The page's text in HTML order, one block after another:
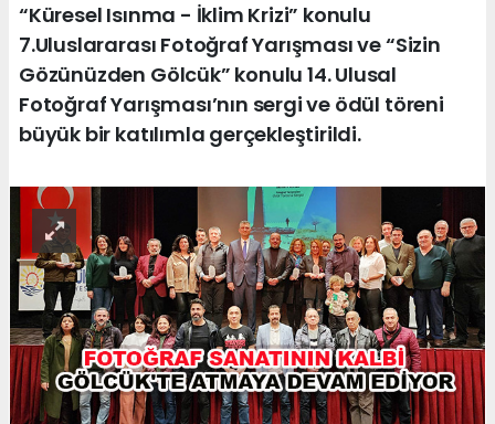
“Küresel Isınma - İklim Krizi” konulu
7.Uluslararası Fotoğraf Yarışması ve “Sizin
Gözünüzden Gölcük” konulu 14. Ulusal
Fotoğraf Yarışması’nın sergi ve ödül töreni
büyük bir katılımla gerçekleştirildi.